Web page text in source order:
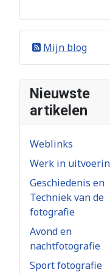
Mijn blog
Nieuwste
artikelen
Weblinks
Werk in
Geschiedenis en
Techniek van de
fotografie
Avond en
nachtfotografie
Sport fotografie